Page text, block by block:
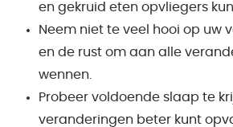
en gekruid eten opvliegers
Neem niet te veel hooi op uw
en de rust om aan alle
wennen.
Probeer voldoende slaap te
veranderingen beter kunt